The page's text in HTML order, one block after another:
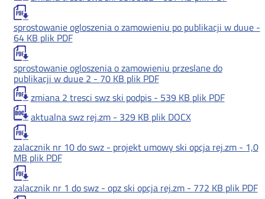
sprostowanie ogloszenia o zamowieniu po publikacji w duue -
64 KB plik PDF
sprostowanie ogloszenia o zamowieniu przeslane do
publikacji w duue 2 - 70 KB plik PDF
zmiana 2 tresci swz ski podpis - 539 KB plik PDF
aktualna swz rej.zm - 329 KB plik DOCX
zalacznik nr 10 do swz - projekt umowy ski opcja rej.zm - 1,0
MB plik PDF
zalacznik nr 1 do swz - opz ski opcja rej.zm - 772 KB plik PDF